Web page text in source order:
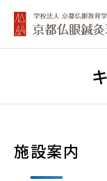
施設案内